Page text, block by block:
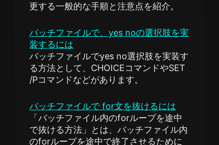
更する一般的な手順と注意点を紹介。
バッチファイルで、yes noの選択肢を実
装するには
バッチファイルでyes no選択肢を実装す
る方法として、CHOICEコマンドやSET
/Pコマンドなどがあります。
バッチファイルで for文を抜けるには
「バッチファイル内のforループを途中
で抜ける方法」とは、バッチファイル内
のforループを途中で終了させるために